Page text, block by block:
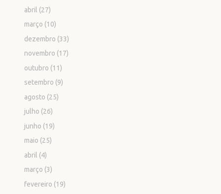
abril (27)
março (10)
dezembro (33)
novembro (17)
outubro (11)
setembro (9)
agosto (25)
julho (26)
junho (19)
maio (25)
abril (4)
março (3)
fevereiro (19)